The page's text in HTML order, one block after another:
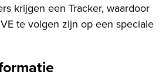
krijgen een Tracker, waardoor
te volgen zijn op een speciale